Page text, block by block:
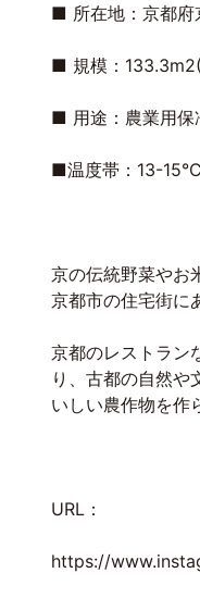
■ 所在地：京都府
■ 規模：
■ 用途：農業用保
■温度帯：13-15°C
京の伝統野菜やお
京都市の住宅街に
京都のレストラン
り、古都の自然や
いしい農作物を作
URL：
https://